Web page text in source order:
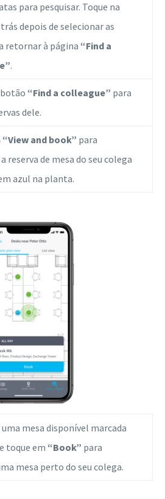
para pesquisar. Toque na
depois de selecionar as
retornar à página “Find a
.
“Find a colleague” para
dele.
“View and book” para
reserva de mesa do seu colega
azul na planta.
mesa disponível marcada
toque em “Book” para
mesa perto do seu colega.